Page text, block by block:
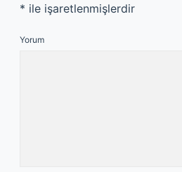
* ile işaretlenmişlerdir
Yorum